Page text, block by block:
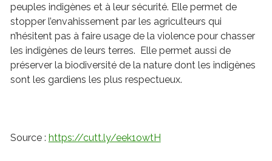
peuples indigènes et à leur sécurité. Elle permet de
stopper l’envahissement par les agriculteurs qui
n’hésitent pas à faire usage de la violence pour chasser
les indigènes de leurs terres. Elle permet aussi de
préserver la biodiversité de la nature dont les indigènes
sont les gardiens les plus respectueux.
Source : https://cutt.ly/eek1owtH